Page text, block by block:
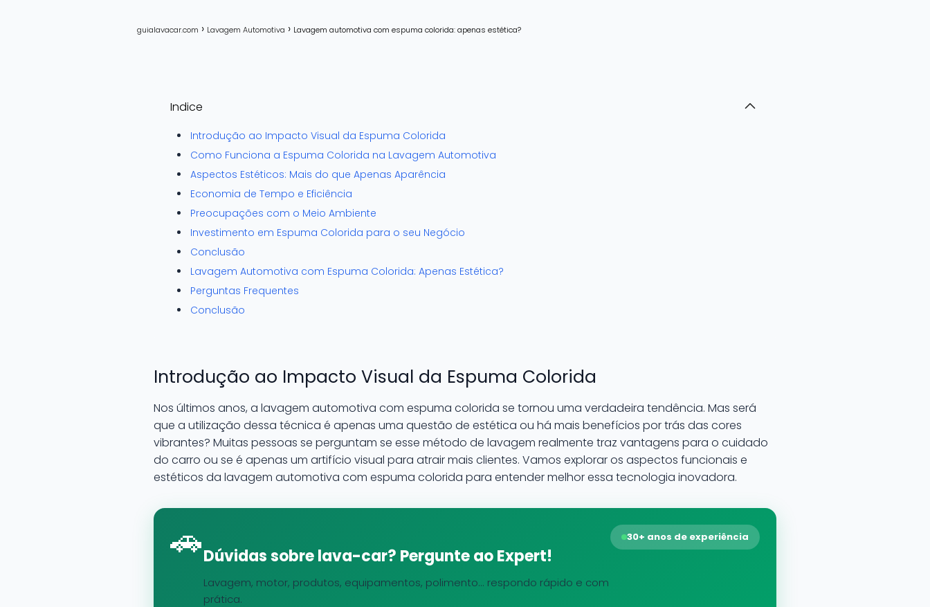
guialavacar.com Lavagem Automotiva Lavagem automotiva com espuma colorida: apenas estética?
Indice
Introdução ao Impacto Visual da Espuma Colorida
Como Funciona a Espuma Colorida na Lavagem Automotiva
Aspectos Estéticos: Mais do que Apenas Aparência
Economia de Tempo e Eficiência
Preocupações com o Meio Ambiente
Investimento em Espuma Colorida para o seu Negócio
Conclusão
Lavagem Automotiva com Espuma Colorida: Apenas Estética?
Perguntas Frequentes
Conclusão
Introdução ao Impacto Visual da Espuma Colorida
Nos últimos anos, a lavagem automotiva com espuma colorida se tornou uma verdadeira tendência. Mas será
que a utilização dessa técnica é apenas uma questão de estética ou há mais benefícios por trás das cores
vibrantes? Muitas pessoas se perguntam se esse método de lavagem realmente traz vantagens para o cuidado
do carro ou se é apenas um artifício visual para atrair mais clientes. Vamos explorar os aspectos funcionais e
estéticos da lavagem automotiva com espuma colorida para entender melhor essa tecnologia inovadora.
🚗Dúvidas sobre lava-car? Pergunte ao Expert!
Lavagem, motor, produtos, equipamentos, polimento... respondo rápido e com
prática.
30+ anos de experiência